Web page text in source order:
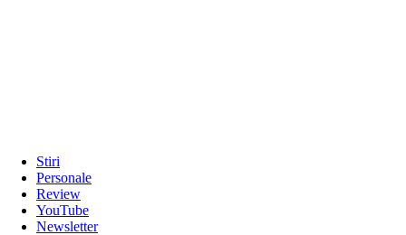
Stiri
Personale
Review
YouTube
Newsletter